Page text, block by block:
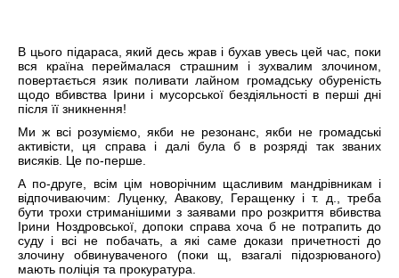
В цього підараса, який десь жрав і бухав увесь цей час, поки
вся країна переймалася страшним і зухвалим злочином,
повертається язик поливати лайном громадську обуреність
щодо вбивства Ірини і мусорської бездіяльності в перші дні
після її зникнення!
Ми ж всі розуміємо, якби не резонанс, якби не громадські
активісти, ця справа і далі була б в розряді так званих
висяків. Це по-перше.
А по-друге, всім цім новорічним щасливим мандрівникам і
відпочиваючим: Луценку, Авакову, Геращенку і т. д., треба
бути трохи стриманішими з заявами про розкриття вбивства
Ірини Ноздровської, допоки справа хоча б не потрапить до
суду і всі не побачать, а які саме докази причетності до
злочину обвинуваченого (поки щ, взагалі підозрюваного)
мають поліція та прокуратура.